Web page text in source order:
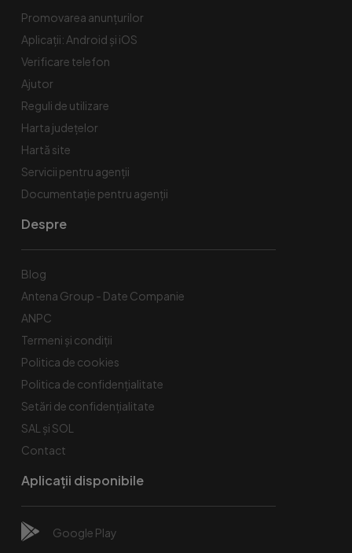
Promovarea anunțurilor
Aplicații: Android și iOS
Verificare telefon
Ajutor
Reguli de utilizare
Harta județelor
Hartă site
Servicii pentru agenții
Documentație pentru agenții
Despre
Blog
Antena Group - Date Companie
ANPC
Termeni și condiții
Politica de cookies
Politica de confidențialitate
Setări de confidențialitate
SAL și SOL
Contact
Aplicații disponibile
Google Play